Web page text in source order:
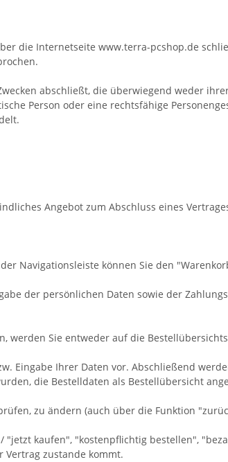
die Internetseite www.terra-pcshop.de
abschließt, die überwiegend weder
Person oder eine rechtsfähige
Angebot zum Abschluss eines
Navigationsleiste können Sie den
der persönlichen Daten sowie der
werden Sie entweder auf die
Eingabe Ihrer Daten vor. Abschließend
die Bestelldaten als Bestellübersicht
zu ändern (auch über die Funktion
kaufen", "kostenpflichtig bestellen",
Vertrag zustande kommt.